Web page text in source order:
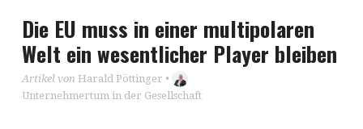
Die EU muss in einer multipolaren
Welt ein wesentlicher Player bleiben
Artikel von Harald Pöttinger •
Unternehmertum in der Gesellschaft